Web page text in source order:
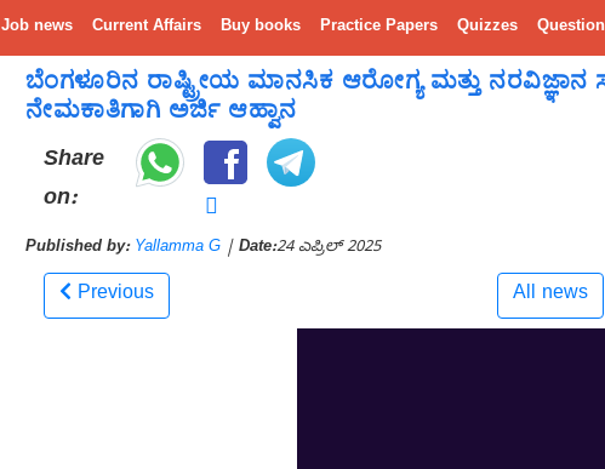
Job news Current Affairs Buy books Practice Papers Quizzes
ಬೆಂಗಳೂರಿನ ರಾಷ್ಟ್ರೀಯ ಮಾನಸಿಕ ಆರೋಗ್ಯ ಮತ್ತು ನರವಿಜ್ಞಾನ
ನೇಮಕಾತಿಗಾಗಿ ಅರ್ಜಿ ಆಹ್ವಾನ
Share
on:
Published by: Yallamma G | Date:24 ಎಪ್ರಿಲ್ 2025
Previous All news